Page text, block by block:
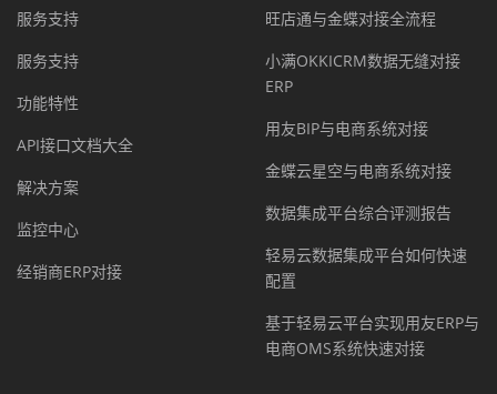
服务支持
服务支持
功能特性
API接口文档大全
解决方案
监控中心
经销商ERP对接
旺店通与金蝶对接全流程
小满OKKICRM数据无缝对接
ERP
用友BIP与电商系统对接
金蝶云星空与电商系统对接
数据集成平台综合评测报告
轻易云数据集成平台如何快速
配置
基于轻易云平台实现用友ERP与
电商OMS系统快速对接